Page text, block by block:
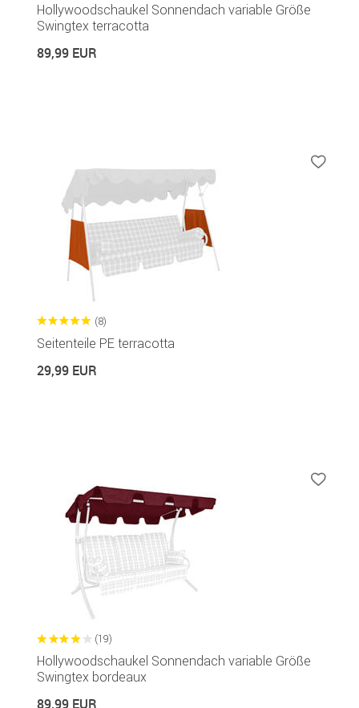
Hollywoodschaukel Sonnendach variable Größe
Swingtex terracotta
89,99 EUR
(8)
Seitenteile PE terracotta
29,99 EUR
(19)
Hollywoodschaukel Sonnendach variable Größe
Swingtex bordeaux
89,99 EUR